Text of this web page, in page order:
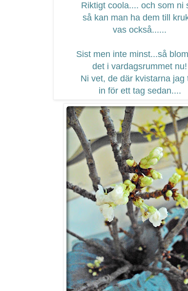
Riktigt coola.... och som ni
så kan man ha dem till
vas också......
Sist men inte minst...så
det i vardagsrummet nu!
Ni vet, de där kvistarna jag
in för ett tag sedan....